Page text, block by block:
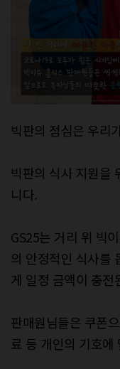
빅판의 점심은 우리
빅판의 식사 지원을
니다.
GS25는 거리 위 빅
의 안정적인 식사를
게 일정 금액이 충전
판매원님들은 쿠폰
료 등 개인의 기호에